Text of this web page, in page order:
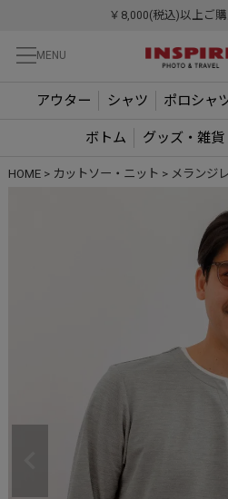
￥8,000(税込)以上ご
MENU
アウター シャツ ポロシャ
ボトム グッズ・雑貨
HOME カットソー・ニット メランジ